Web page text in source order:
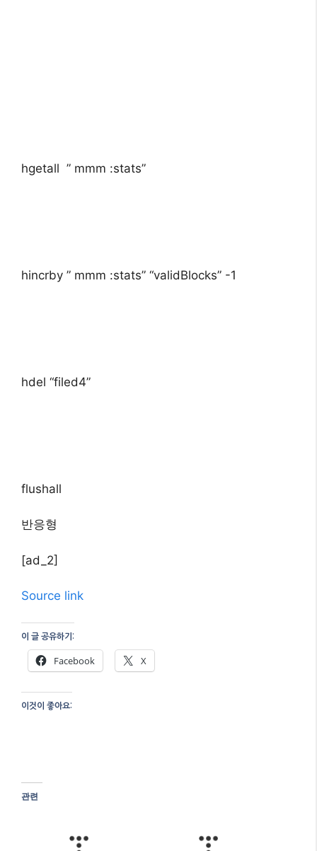
hgetall ” mmm :stats”
hincrby ” mmm :stats” “validBlocks” -1
hdel “filed4”
flushall
반응형
[ad_2]
Source link
이 글 공유하기:
Facebook X
이것이 좋아요:
관련